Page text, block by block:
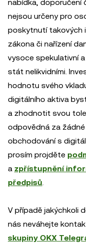
nabídka, doporučení
nejsou určeny pro
poskytnutí takových
zákona či nařízení
vysoce spekulativní
stát nelikvidními.
hodnotu svého
digitálního aktiva
a zhodnotit svou
odpovědná za
obchodování s
prosím projděte
a zpřístupnění
předpisů.
V případě jakýchkoli
nás neváhejte
skupiny OKX